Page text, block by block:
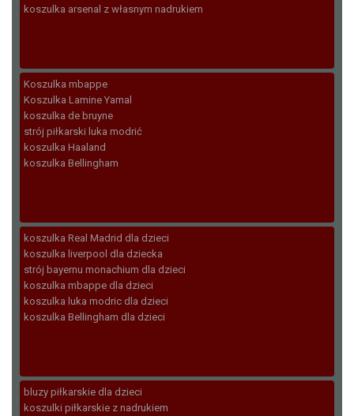
koszulka arsenal z własnym nadrukiem
Koszulka mbappe
Koszulka Lamine Yamal
koszulka de bruyne
strój piłkarski luka modrić
koszulka Haaland
koszulka Bellingham
koszulka Real Madrid dla dzieci
koszulka liverpool dla dziecka
strój bayernu monachium dla dzieci
koszulka mbappe dla dzieci
koszulka luka modric dla dzieci
koszulka Bellingham dla dzieci
bluzy piłkarskie dla dzieci
koszulki piłkarskie z nadrukiem